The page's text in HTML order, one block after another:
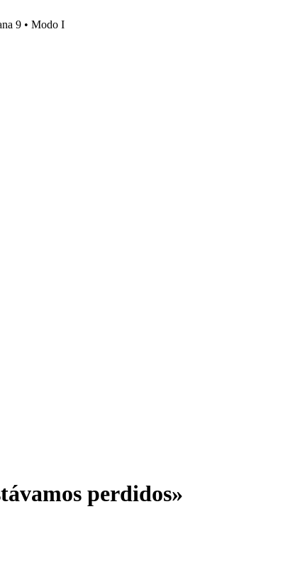
9 • Modo I
perdidos»